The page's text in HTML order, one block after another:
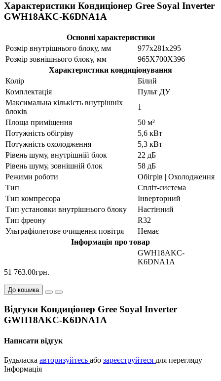
Характеристики Кондиціонер Gree Soyal Inverter
GWH18AKC-K6DNA1A
Основні характеристики
Розмір внутрішнього блоку, мм
977х281х295
Розмір зовнішнього блоку, мм
965X700X396
Характеристики кондиціонування
Колір
Білий
Комплектація
Пульт ДУ
Максимальна кількість внутрішніх
блоків
1
Площа приміщення
50 м²
Потужність обігріву
5,6 кВт
Потужність охолодження
5,3 кВт
Рівень шуму, внутрішній блок
22 дБ
Рівень шуму, зовнішній блок
58 дБ
Режими роботи
Обігрів | Охолодження
Тип
Спліт-система
Тип компресора
Інверторний
Тип установки внутрішнього блоку
Настінний
Тип фреону
R32
Ультрафіолетове очищення повітря
Немає
Інформація про товар
GWH18AKC-
K6DNA1A
51 763.00грн.
До кошика
Відгуки Кондиціонер Gree Soyal Inverter
GWH18AKC-K6DNA1A
Написати відгук
Будьласка авторизуйтесь або зареєструйтеся для перегляду
Інформація